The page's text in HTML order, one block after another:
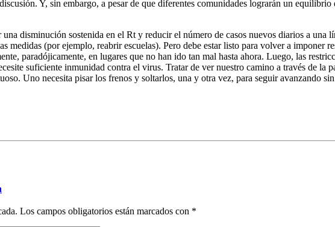
Y, sin embargo, a pesar de que diferentes comunidades lograrán un
disminución sostenida en el Rt y reducir el número de casos nuevos diarios a una
medidas (por ejemplo, reabrir escuelas). Pero debe estar listo para volver a imponer
paradójicamente, en lugares que no han ido tan mal hasta ahora. Luego, las
suficiente inmunidad contra el virus. Tratar de ver nuestro camino a través de la
Uno necesita pisar los frenos y soltarlos, una y otra vez, para seguir avanzando
Los campos obligatorios están marcados con *